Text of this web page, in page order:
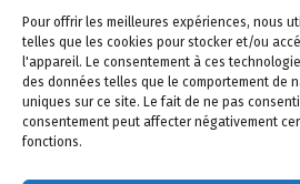
Pour offrir les meilleures expériences, nous
telles que les cookies pour stocker et/ou
l'appareil. Le consentement à ces
des données telles que le comportement de
uniques sur ce site. Le fait de ne pas
consentement peut affecter négativement
fonctions.
Elèctrica Pintó SL
Pol. Ind. Santa Anna I, Ctra. BV-4511
08251 SANTPEDOR (Barcelona) - SPAIN